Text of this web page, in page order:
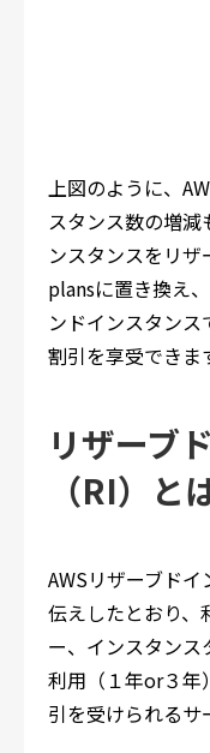
上図のように、
スタンス数の増減
ンスタンスをリ
plansに置き換え
ンドインスタン
割引を享受できま
リザーブ
（RI）と
AWSリザーブド
伝えしたとおり、
ー、インスタンス
利用（１年or３年
引を受けられるサ